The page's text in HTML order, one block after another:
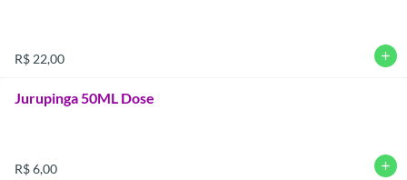
R$ 22,00 add
Jurupinga 50ML Dose
R$ 6,00 add